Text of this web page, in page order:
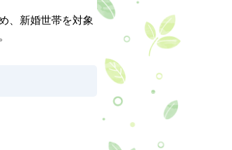
、新婚世帯を対象